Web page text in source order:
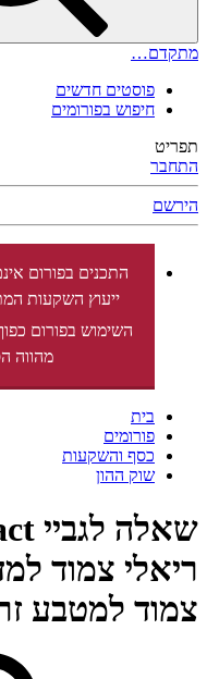
מתקדם…
פוסטים חדשים
חיפוש בפורומים
תפריט
התחבר
הירשם
התכנים בפורום
ייעוץ השקעות
השימוש בפורום
מהווה
בית
פורומים
כסף והשקעות
שוק ההון
ריאלי צמוד
צמוד למטבע